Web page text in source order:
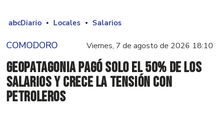
abcDiario Locales Salarios
COMODORO Viernes, 7 de agosto de 2026 18:10
GeoPatagonia pagó solo el 50% de los
salarios y crece la tensión con
Petroleros